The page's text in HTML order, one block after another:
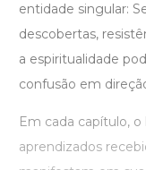
entidade singular:
descobertas,
a espiritualidade
confusão em
Em cada capítulo,
aprendizados